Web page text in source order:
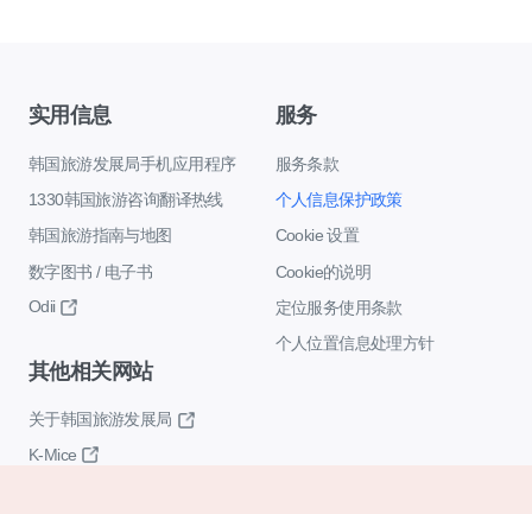
实用信息
韩国旅游发展局手机应用程序
1330韩国旅游咨询翻译热线
韩国旅游指南与地图
数字图书 / 电子书
Odii
服务
服务条款
个人信息保护政策
Cookie 设置
Cookie的说明
定位服务使用条款
个人位置信息处理方针
其他相关网站
关于韩国旅游发展局
K-Mice